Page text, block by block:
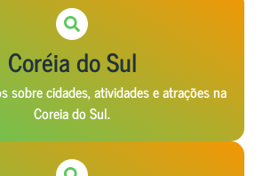
Coréia do Sul
sobre cidades, atividades e atrações na
Coreia do Sul.